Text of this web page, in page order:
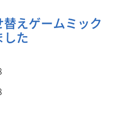
替えゲームミック
した